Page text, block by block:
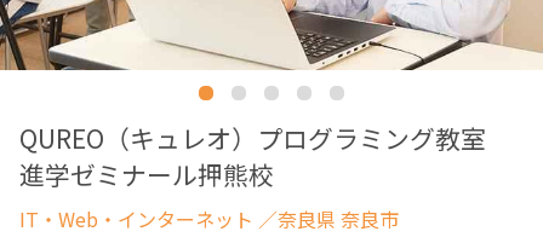
QUREO（キュレオ）プログラミング教室
進学ゼミナール押熊校
IT・Web・インターネット ／奈良県 奈良市